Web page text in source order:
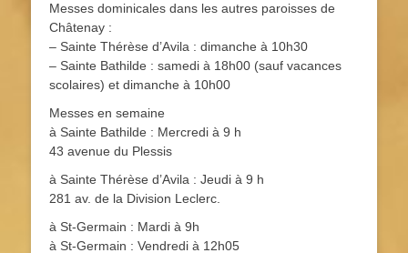
Messes dominicales dans les autres paroisses de
Châtenay :
– Sainte Thérèse d’Avila : dimanche à 10h30
– Sainte Bathilde : samedi à 18h00 (sauf vacances
scolaires) et dimanche à 10h00
Messes en semaine
à Sainte Bathilde : Mercredi à 9 h
43 avenue du Plessis
à Sainte Thérèse d’Avila : Jeudi à 9 h
281 av. de la Division Leclerc.
à St-Germain : Mardi à 9h
à St-Germain : Vendredi à 12h05